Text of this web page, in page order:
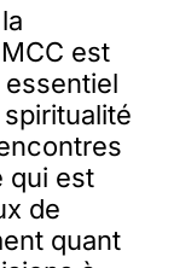
est
qui est
de
quant